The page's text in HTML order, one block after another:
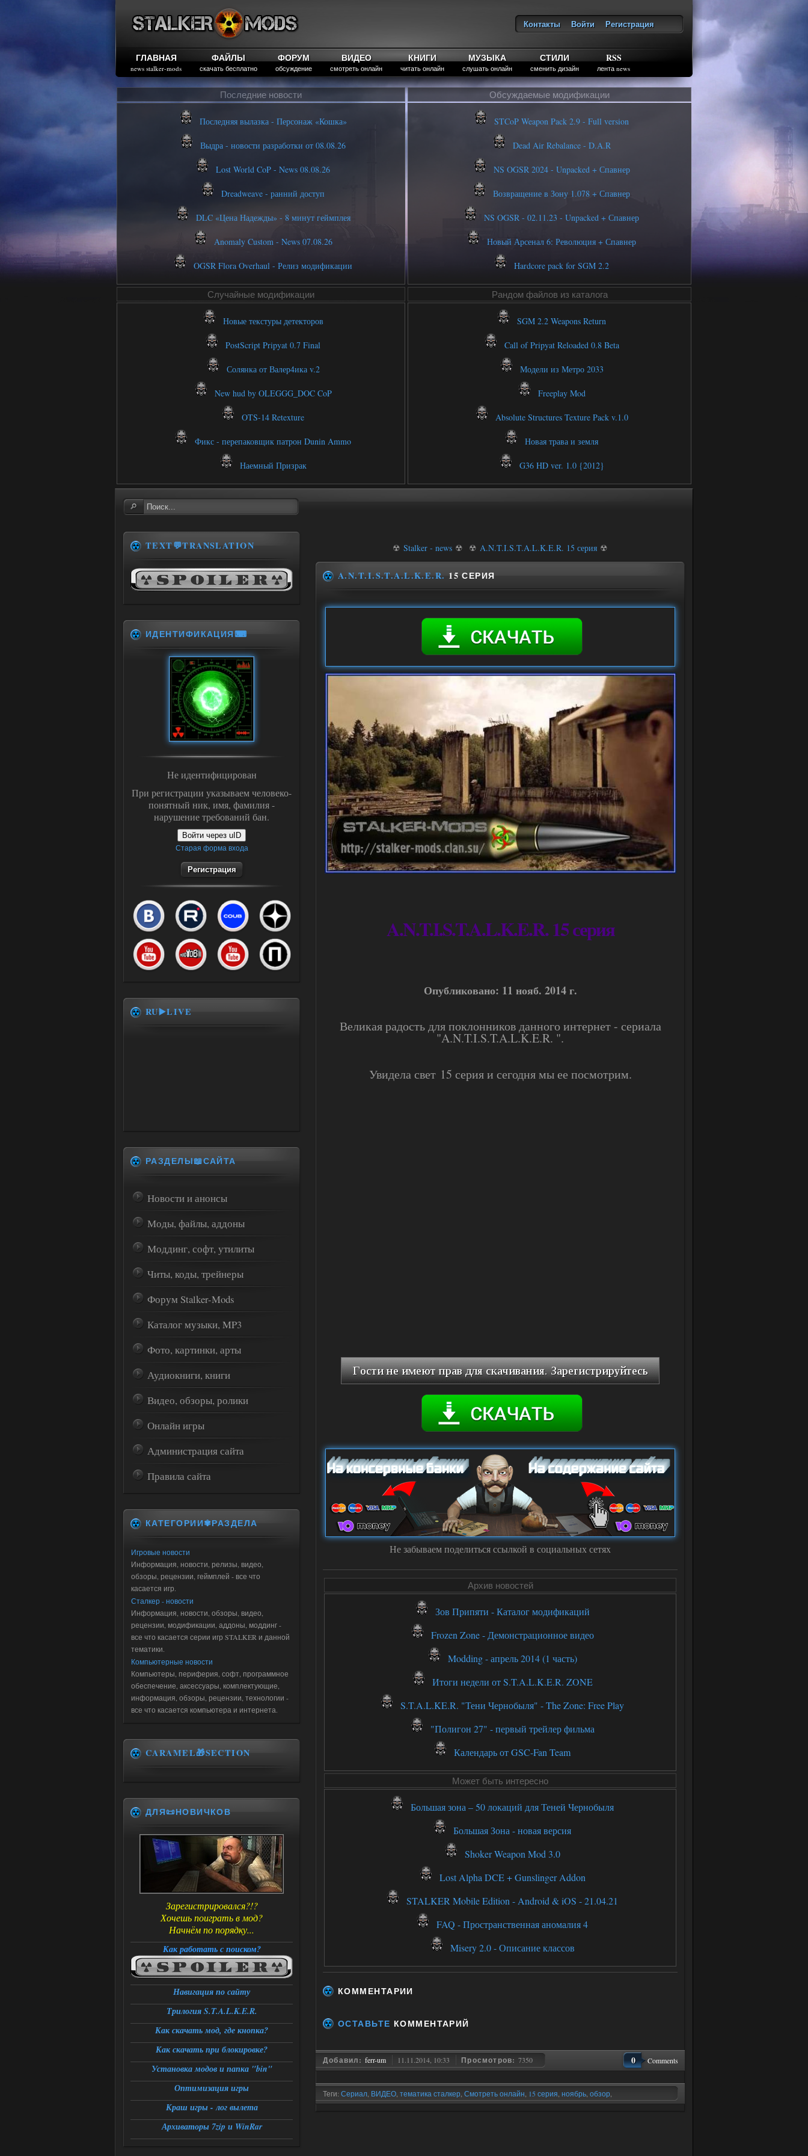
Контакты Войти
Регистрация
ГЛАВНАЯ
news stalker-mods
ФАЙЛЫ
скачать бесплатно
ФОРУМ
обсуждение
ВИДЕО
смотреть онлайн
КНИГИ
читать онлайн
МУЗЫКА
слушать онлайн
СТИЛИ
сменить дизайн
RSS
лента news
Последние новости
Последняя вылазка - Персонаж «Кошка»
Выдра - новости разработки от 08.08.26
Lost World CoP - News 08.08.26
Dreadweave - ранний доступ
DLC «Цена Надежды» - 8 минут геймплея
Anomaly Custom - News 07.08.26
OGSR Flora Overhaul - Релиз модификации
Обсуждаемые модификации
STCoP Weapon Pack 2.9 - Full version
Dead Air Rebalance - D.A.R
NS OGSR 2024 - Unpacked + Спавнер
Возвращение в Зону 1.078 + Спавнер
NS OGSR - 02.11.23 - Unpacked + Спавнер
Новый Арсенал 6: Революция + Спавнер
Hardcore pack for SGM 2.2
Случайные модификации
Новые текстуры детекторов
PostScript Pripyat 0.7 Final
Солянка от Валер4ика v.2
New hud by OLEGGG_DOC CoP
OTS-14 Retexture
Фикс - перепаковщик патрон Dunin Ammo
Наемный Призрак
Рандом файлов из каталога
SGM 2.2 Weapons Return
Call of Pripyat Reloaded 0.8 Beta
Модели из Метро 2033
Freeplay Mod
Absolute Structures Texture Pack v.1.0
Новая трава и земля
G36 HD ver. 1.0 {2012}
☢ Stalker - news ☢ ☢ A.N.T.I.S.T.A.L.K.E.R. 15 серия ☢
A.N.T.I.S.T.A.L.K.E.R. 15 СЕРИЯ
A.N.T.I.S.T.A.L.K.E.R. 15 серия
Опубликовано: 11 нояб. 2014 г.
Великая радость для поклонников данного интернет - сериала
"A.N.T.I.S.T.A.L.K.E.R. ".
Увидела свет 15 серия и сегодня мы ее посмотрим.
Не забываем поделиться ссылкой в социальных сетях
Архив новостей
Зов Припяти - Каталог модификаций
Frozen Zone - Демонстрационное видео
Modding - апрель 2014 (1 часть)
Итоги недели от S.T.A.L.K.E.R. ZONE
S.T.A.L.KE.R. "Тени Чернобыля" - The Zone: Free Play
"Полигон 27" - первый трейлер фильма
Календарь от GSC-Fan Team
Может быть интересно
Большая зона – 50 локаций для Теней Чернобыля
Большая Зона - новая версия
Shoker Weapon Mod 3.0
Lost Alpha DCE + Gunslinger Addon
STALKER Mobile Edition - Android & iOS - 21.04.21
FAQ - Пространственная аномалия 4
Misery 2.0 - Описание классов
КОММЕНТАРИИ
ОСТАВЬТЕ КОММЕНТАРИЙ
Добавил: ferr-um 11.11.2014, 10:33 Просмотров: 7350 0 Comments
Теги: Сериал ВИДЕО тематика сталкер Смотреть онлайн 15 серия ноябрь обзор
TEXT💬TRANSLATION
ИДЕНТИФИКАЦИЯ⌨
Не идентифицирован
При регистрации указываем человеко-
понятный ник, имя, фамилия -
нарушение требований бан.
Войти через uID
Старая форма входа
Регистрация
RU▶️LIVE
РАЗДЕЛЫ📖САЙТА
Новости и анонсы
Моды, файлы, аддоны
Моддинг, софт, утилиты
Читы, коды, трейнеры
Форум Stalker-Mods
Каталог музыки, MP3
Фото, картинки, арты
Аудиокниги, книги
Видео, обзоры, ролики
Онлайн игры
Администрация сайта
Правила сайта
КАТЕГОРИИ✾РАЗДЕЛА
Игровые новости
Информация, новости, релизы, видео,
обзоры, рецензии, геймплей - все что
касается игр.
Сталкер - новости
Информация, новости, обзоры, видео,
рецензии, модификации, аддоны, моддинг -
все что касается серии игр STALKER и данной
тематики.
Компьютерные новости
Компьютеры, периферия, софт, программное
обеспечение, аксессуары, комплектующие,
информация, обзоры, рецензии, технологии -
все что касается компьютера и интернета.
CARAMEL🎁SECTION
ДЛЯ📜НОВИЧКОВ
Зарегистрировался?!?
Хочешь поиграть в мод?
Начнём по порядку...
Как работать с поиском?
Навигация по сайту
Трилогия S.T.A.L.K.E.R.
Как скачать мод, где кнопка?
Как скачать при блокировке?
Установка модов и папка "bin"
Оптимизация игры
Краш игры - лог вылета
Архиваторы 7zip и WinRar